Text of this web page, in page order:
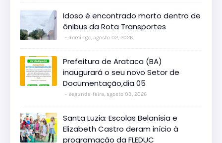
Idoso é encontrado morto dentro de
ônibus da Rota Transportes
domingo, agosto 02, 2026
Prefeitura de Arataca (BA)
inaugurará o seu novo Setor de
Documentação,dia 05
segunda-feira, agosto 03, 2026
Santa Luzia: Escolas Belanísia e
Elizabeth Castro deram início à
programação da FLEDUC